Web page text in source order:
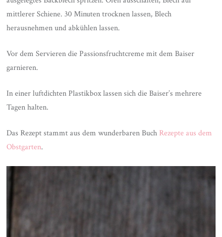
mittlerer Schiene. 30 Minuten trocknen lassen, Blech
herausnehmen und abkühlen lassen.
Vor dem Servieren die Passionsfruchtcreme mit dem Baiser
garnieren.
In einer luftdichten Plastikbox lassen sich die Baiser’s mehrere
Tagen halten.
Das Rezept stammt aus dem wunderbaren Buch Rezepte aus dem
Obstgarten.